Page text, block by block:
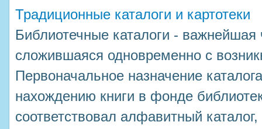
Традиционные каталоги и картотеки
Библиотечные каталоги - важнейшая
сложившаяся одновременно с
Первоначальное назначение
нахождению книги в фонде
соответствовал алфавитный